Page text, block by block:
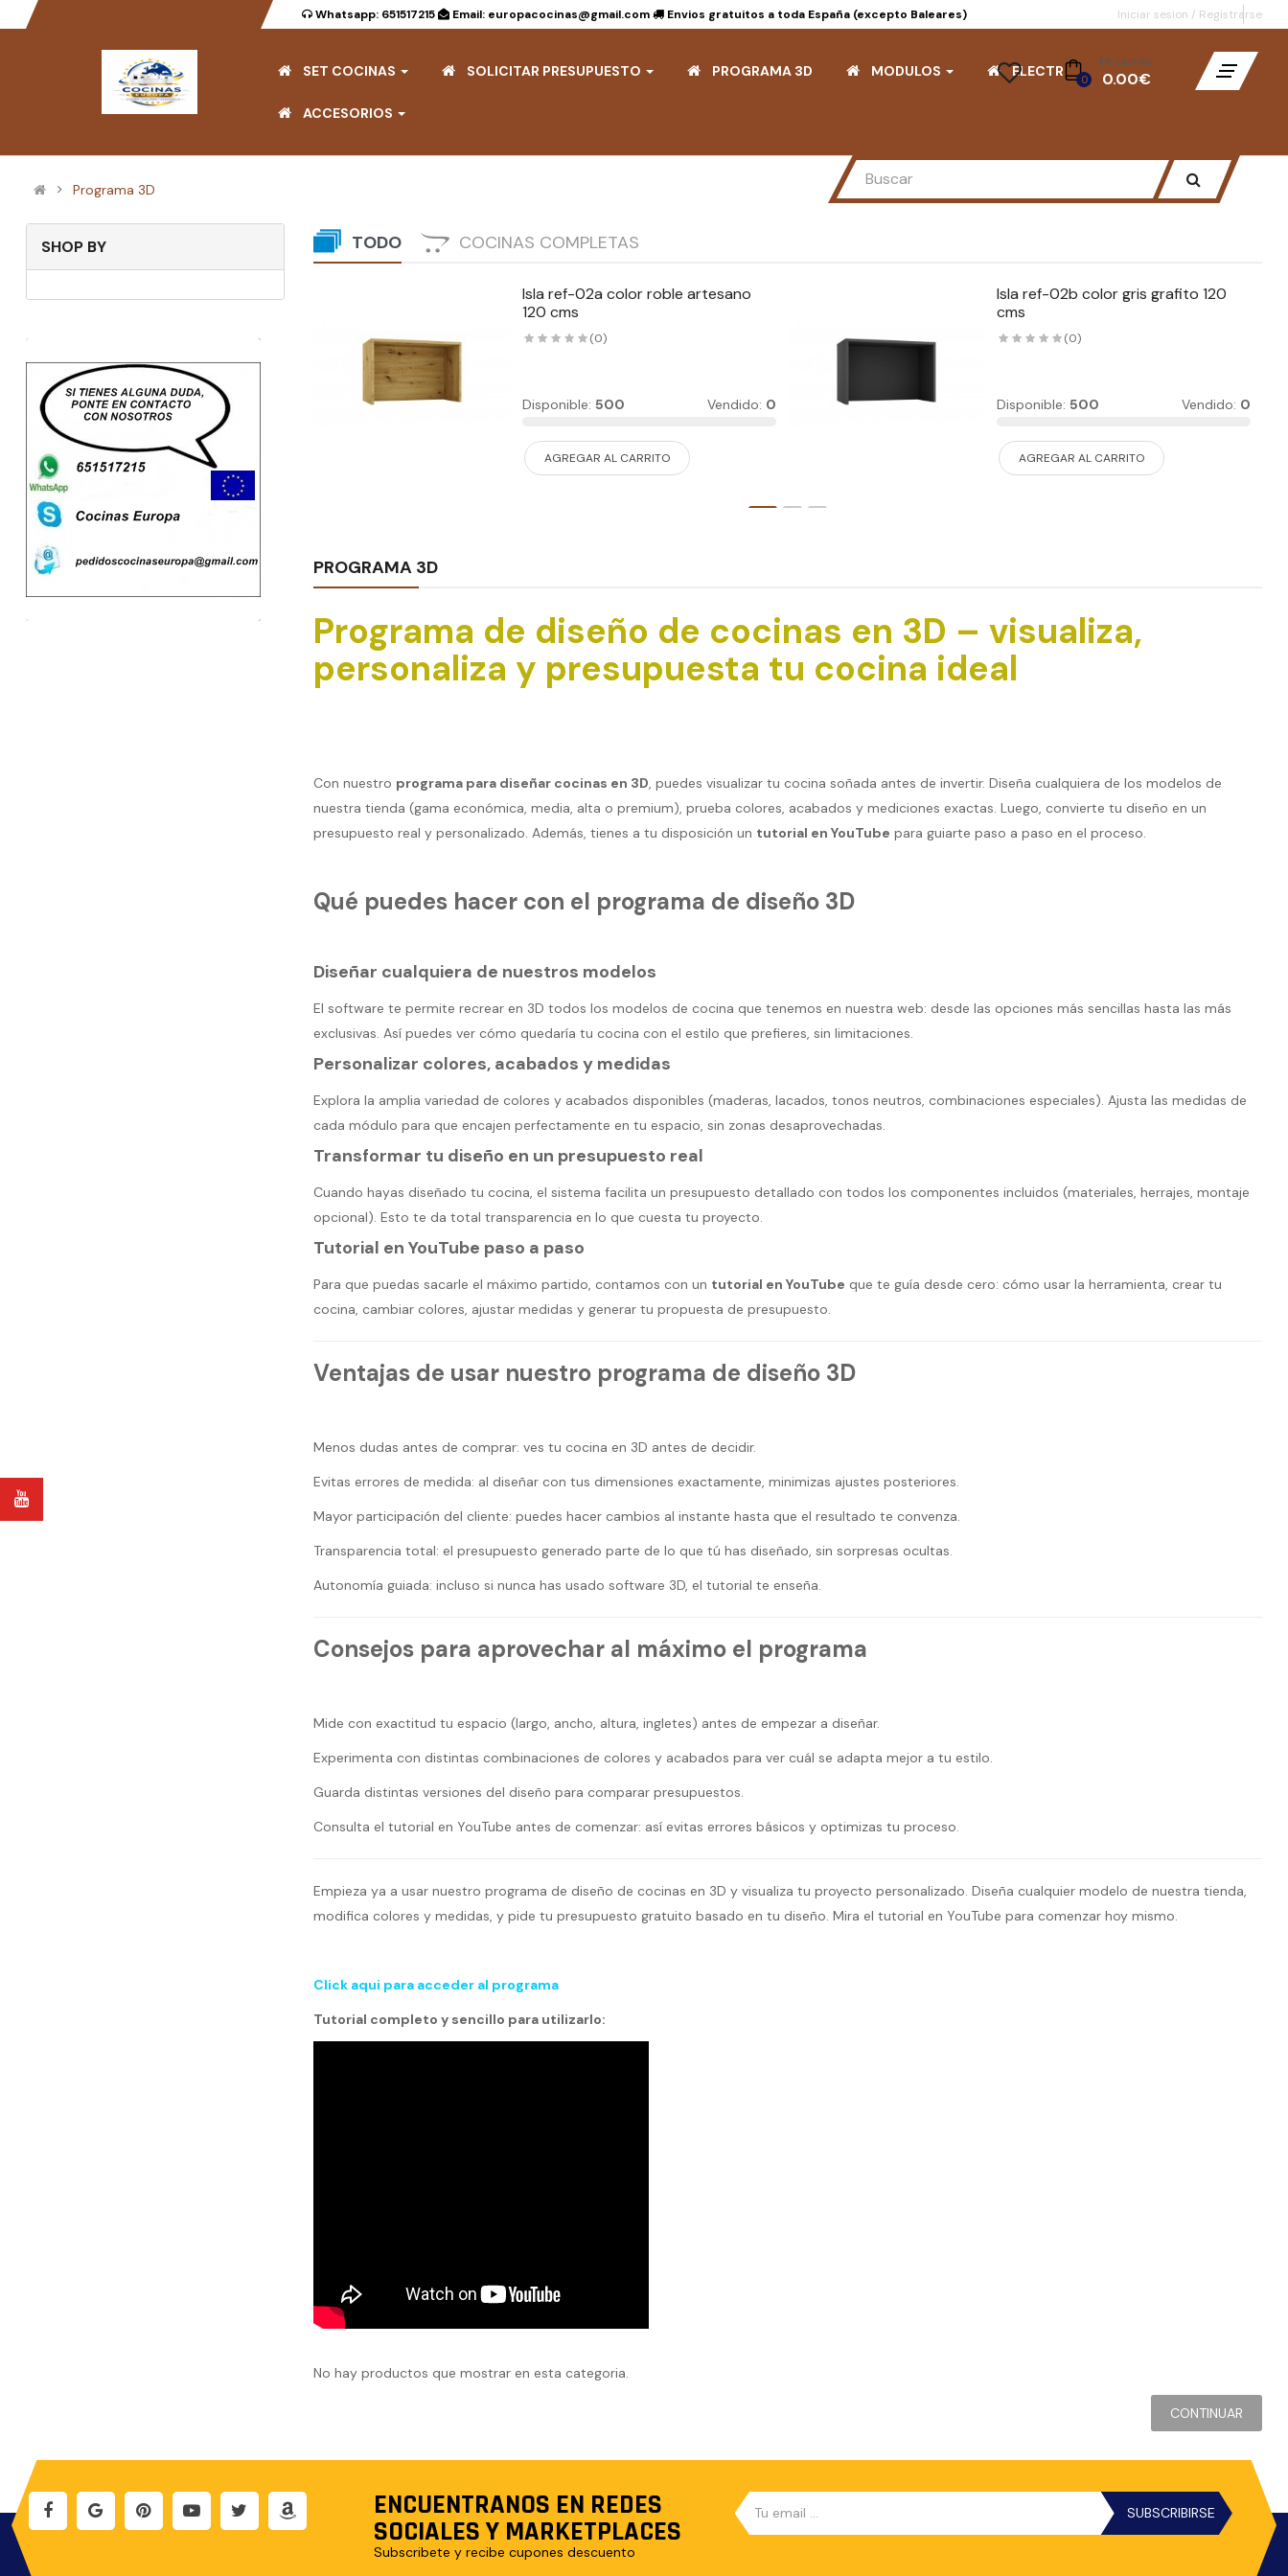
Whatsapp: 651517215 Email: europacocinas@gmail.com Envios gratuitos a toda España (excepto Baleares) Iniciar sesion / Registrarse
SET COCINAS SOLICITAR PRESUPUESTO PROGRAMA 3D MODULOS ELECTRO
ACCESORIOS
Mi carrito
0- 0.00€
Programa 3D
SHOP BY TODO COCINAS COMPLETAS
Disponible:500
AGREGAR AL CARRITO
Isla ref-02a color roble artesano
120 cms
(0)
Disponible: 500 Vendido: 0
AGREGAR AL CARRITO
Isla ref-02b color gris grafito 120
cms
(0)
Disponible: 500 Vendido: 0
AGREGAR AL CARRITO
PROGRAMA 3D
Programa de diseño de cocinas en 3D – visualiza,
personaliza y presupuesta tu cocina ideal
Con nuestro programa para diseñar cocinas en 3D, puedes visualizar tu cocina soñada antes de invertir. Diseña cualquiera de los modelos de
nuestra tienda (gama económica, media, alta o premium), prueba colores, acabados y mediciones exactas. Luego, convierte tu diseño en un
presupuesto real y personalizado. Además, tienes a tu disposición un tutorial en YouTube para guiarte paso a paso en el proceso.
Qué puedes hacer con el programa de diseño 3D
Diseñar cualquiera de nuestros modelos
El software te permite recrear en 3D todos los modelos de cocina que tenemos en nuestra web: desde las opciones más sencillas hasta las más
exclusivas. Así puedes ver cómo quedaría tu cocina con el estilo que prefieres, sin limitaciones.
Personalizar colores, acabados y medidas
Explora la amplia variedad de colores y acabados disponibles (maderas, lacados, tonos neutros, combinaciones especiales). Ajusta las medidas de
cada módulo para que encajen perfectamente en tu espacio, sin zonas desaprovechadas.
Transformar tu diseño en un presupuesto real
Cuando hayas diseñado tu cocina, el sistema facilita un presupuesto detallado con todos los componentes incluidos (materiales, herrajes, montaje
opcional). Esto te da total transparencia en lo que cuesta tu proyecto.
Tutorial en YouTube paso a paso
Para que puedas sacarle el máximo partido, contamos con un tutorial en YouTube que te guía desde cero: cómo usar la herramienta, crear tu
cocina, cambiar colores, ajustar medidas y generar tu propuesta de presupuesto.
Ventajas de usar nuestro programa de diseño 3D
Menos dudas antes de comprar: ves tu cocina en 3D antes de decidir.
Evitas errores de medida: al diseñar con tus dimensiones exactamente, minimizas ajustes posteriores.
Mayor participación del cliente: puedes hacer cambios al instante hasta que el resultado te convenza.
Transparencia total: el presupuesto generado parte de lo que tú has diseñado, sin sorpresas ocultas.
Autonomía guiada: incluso si nunca has usado software 3D, el tutorial te enseña.
Consejos para aprovechar al máximo el programa
Mide con exactitud tu espacio (largo, ancho, altura, ingletes) antes de empezar a diseñar.
Experimenta con distintas combinaciones de colores y acabados para ver cuál se adapta mejor a tu estilo.
Guarda distintas versiones del diseño para comparar presupuestos.
Consulta el tutorial en YouTube antes de comenzar: así evitas errores básicos y optimizas tu proceso.
Empieza ya a usar nuestro programa de diseño de cocinas en 3D y visualiza tu proyecto personalizado. Diseña cualquier modelo de nuestra tienda,
modifica colores y medidas, y pide tu presupuesto gratuito basado en tu diseño. Mira el tutorial en YouTube para comenzar hoy mismo.
Click aqui para acceder al programa
Tutorial completo y sencillo para utilizarlo:
No hay productos que mostrar en esta categoria.
CONTINUAR
ENCUENTRANOS EN REDES
SOCIALES Y MARKETPLACES
Subscribete y recibe cupones descuento
SUBSCRIBIRSE